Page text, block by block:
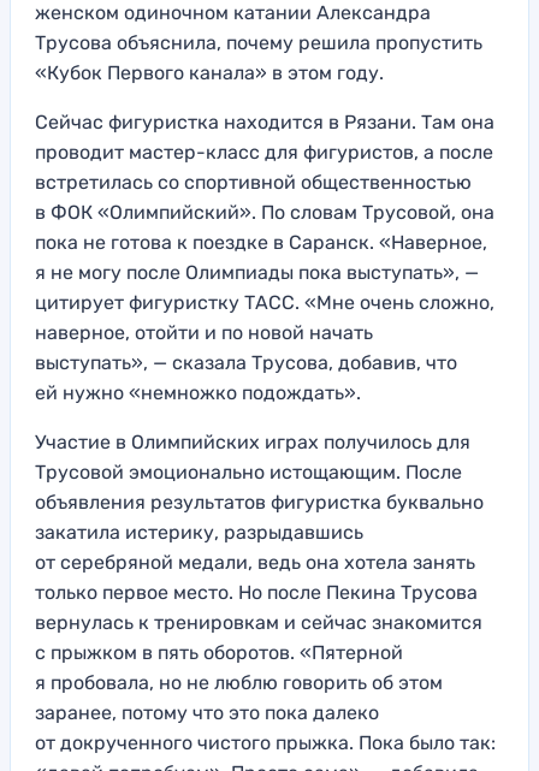
женском одиночном катании Александра
Трусова объяснила, почему решила пропустить
«Кубок Первого канала» в этом году.
Сейчас фигуристка находится в Рязани. Там она
проводит мастер-класс для фигуристов, а после
встретилась со спортивной общественностью
в ФОК «Олимпийский». По словам Трусовой, она
пока не готова к поездке в Саранск. «Наверное,
я не могу после Олимпиады пока выступать», —
цитирует фигуристку ТАСС. «Мне очень сложно,
наверное, отойти и по новой начать
выступать», — сказала Трусова, добавив, что
ей нужно «немножко подождать».
Участие в Олимпийских играх получилось для
Трусовой эмоционально истощающим. После
объявления результатов фигуристка буквально
закатила истерику, разрыдавшись
от серебряной медали, ведь она хотела занять
только первое место. Но после Пекина Трусова
вернулась к тренировкам и сейчас знакомится
с прыжком в пять оборотов. «Пятерной
я пробовала, но не люблю говорить об этом
заранее, потому что это пока далеко
от докрученного чистого прыжка. Пока было так: